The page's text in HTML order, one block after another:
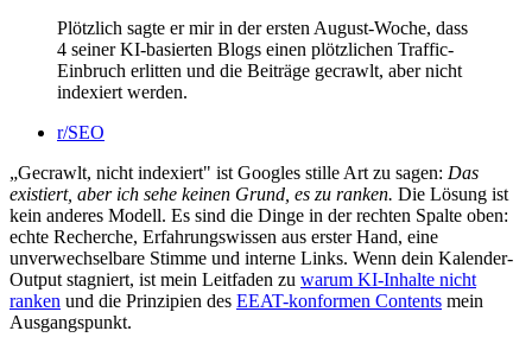
Plötzlich sagte er mir in der ersten August-Woche, dass
4 seiner KI-basierten Blogs einen plötzlichen Traffic-
Einbruch erlitten und die Beiträge gecrawlt, aber nicht
indexiert werden.
r/SEO
„Gecrawlt, nicht indexiert" ist Googles stille Art zu sagen: Das
existiert, aber ich sehe keinen Grund, es zu ranken. Die Lösung ist
kein anderes Modell. Es sind die Dinge in der rechten Spalte oben:
echte Recherche, Erfahrungswissen aus erster Hand, eine
unverwechselbare Stimme und interne Links. Wenn dein Kalender-
Output stagniert, ist mein Leitfaden zu warum KI-Inhalte nicht
ranken und die Prinzipien des EEAT-konformen Contents mein
Ausgangspunkt.